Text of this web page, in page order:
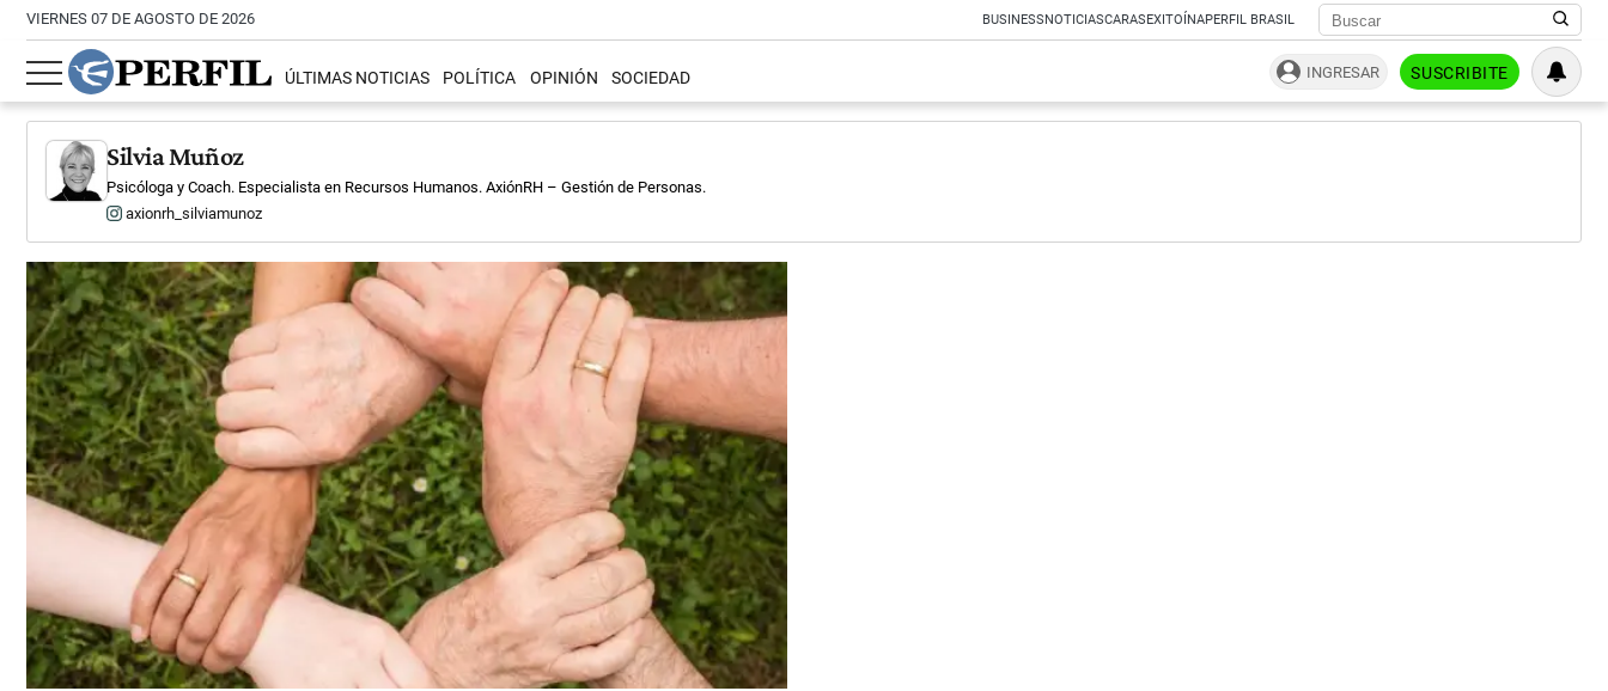
VIERNES 07 DE AGOSTO DE 2026 BUSINESSNOTICIASCARASEXITOÍNAPERFIL BRASIL
ÚLTIMAS NOTICIAS POLÍTICA OPINIÓN SOCIEDAD INGRESAR SUSCRIBITE
Silvia Muñoz
Psicóloga y Coach. Especialista en Recursos Humanos. AxiónRH – Gestión de Personas.
axionrh_silviamunoz